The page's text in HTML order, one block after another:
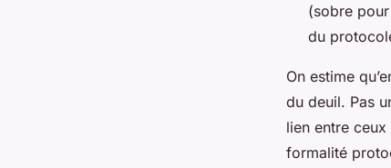
(sobre
du
On estime
du deuil. Pas
lien entre
formalité